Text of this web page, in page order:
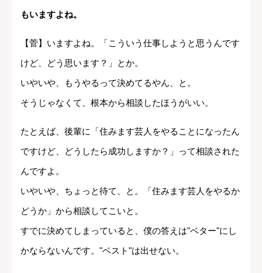
もいますよね。
【菅】いますよね。「こういう仕事しようと思うんです
けど、どう思います？」とか。
いやいや、もうやるって決めてるやん、と。
そうじゃなくて、根本から相談したほうがいい。
たとえば、後輩に「住みます芸人をやることになったん
ですけど、どうしたら成功しますか？」って相談された
んですよ。
いやいや、ちょっと待て、と。「住みます芸人をやるか
どうか」から相談してこいと。
すでに決めてしまっていると、僕の答えは"ベター"にし
かならないんです。"ベスト"は出せない。